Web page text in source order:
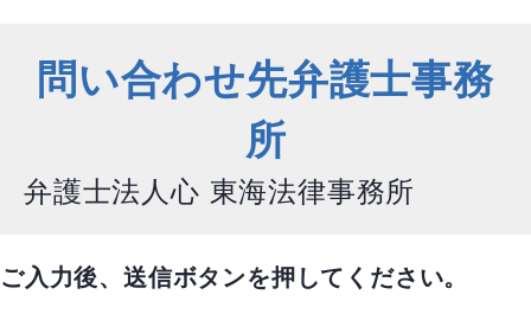
問い合わせ先弁護士事務
所
弁護士法人心 東海法律事務所
ご入力後、送信ボタンを押してください。